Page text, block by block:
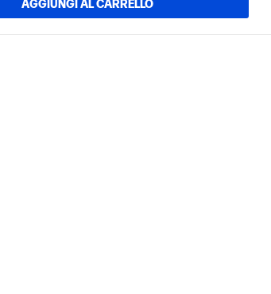
AGGIUNGI AL CARRELLO